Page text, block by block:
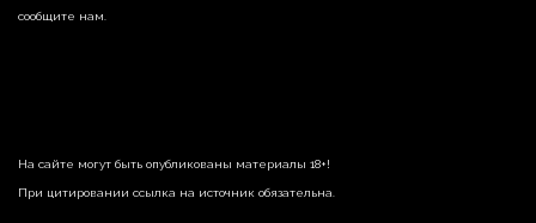
сообщите нам.
На сайте могут быть опубликованы материалы 18+!
При цитировании ссылка на источник обязательна.